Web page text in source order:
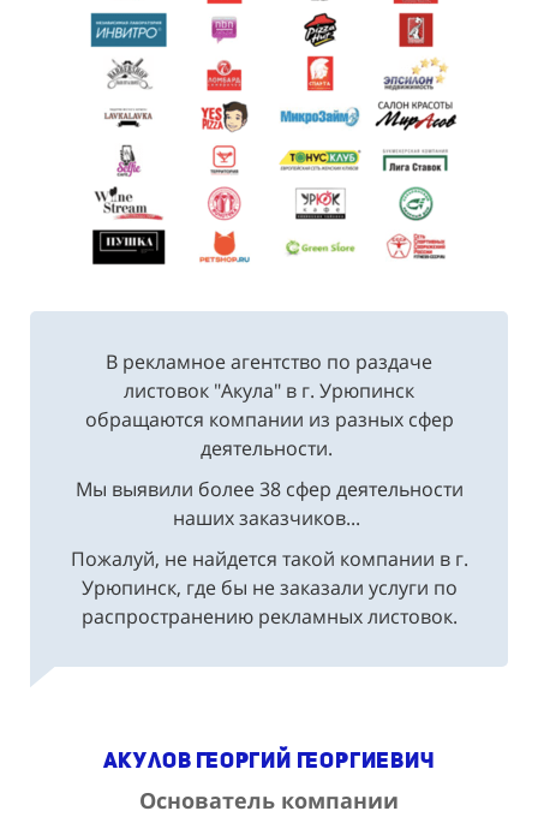
В рекламное агентство по раздаче
листовок "Акула" в г. Урюпинск
обращаются компании из разных сфер
деятельности.
Мы выявили более 38 сфер деятельности
наших заказчиков...
Пожалуй, не найдется такой компании в г.
Урюпинск, где бы не заказали услуги по
распространению рекламных листовок.
Акулов Георгий Георгиевич
Основатель компании